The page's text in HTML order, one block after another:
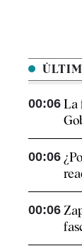
00:06 La
00:06
00:06